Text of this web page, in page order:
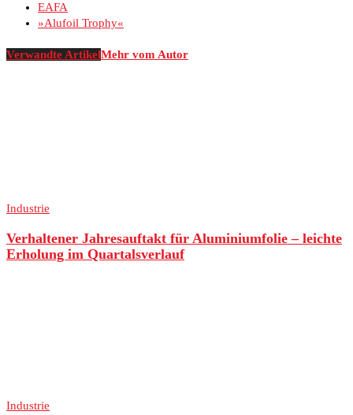
EAFA
»Alufoil Trophy«
Verwandte ArtikelMehr vom Autor
Industrie
Verhaltener Jahresauftakt für Aluminiumfolie – leichte
Erholung im Quartalsverlauf
Industrie